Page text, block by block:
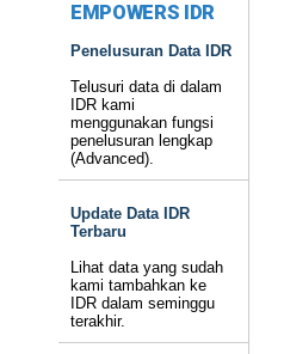
EMPOWERS IDR
Penelusuran Data IDR
Telusuri data di dalam
IDR kami
menggunakan fungsi
penelusuran lengkap
(Advanced).
Update Data IDR
Terbaru
Lihat data yang sudah
kami tambahkan ke
IDR dalam seminggu
terakhir.